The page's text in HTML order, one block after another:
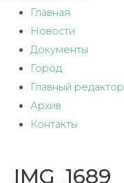
Главная
Новости
Документы
Город
Главный редактор
Архив
Контакты
IMG_1689